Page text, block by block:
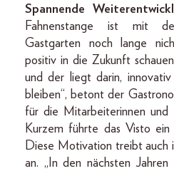
Spannende
Fahnenstange ist mit
Gastgarten noch lange
positiv in die Zukunft
und der liegt darin,
bleiben“, betont der
für die Mitarbeiterinnen
Kurzem führte das Visto ein
Diese Motivation treibt auch
an. „In den nächsten